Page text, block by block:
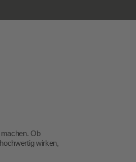
Ob
wirken,